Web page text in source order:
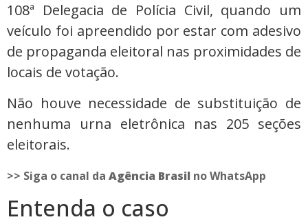
108ª Delegacia de Polícia Civil, quando um
veículo foi apreendido por estar com adesivo
de propaganda eleitoral nas proximidades de
locais de votação.
Não houve necessidade de substituição de
nenhuma urna eletrônica nas 205 seções
eleitorais.
>> Siga o canal da Agência Brasil no WhatsApp
Entenda o caso